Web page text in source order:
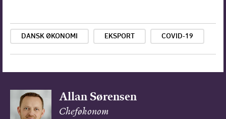
DANSK ØKONOMI EKSPORT COVID-19
Allan Sørensen
Cheføkonom